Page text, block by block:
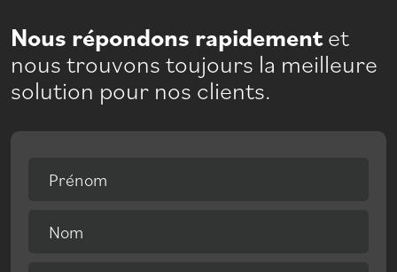
Nous répondons rapidementet
nous trouvons toujours la meilleure
solution pour nos clients.
Prénom
Nom